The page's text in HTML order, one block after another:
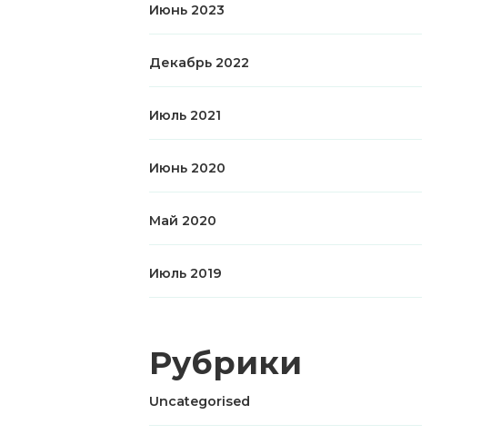
Июнь 2023
Декабрь 2022
Июль 2021
Июнь 2020
Май 2020
Июль 2019
Рубрики
Uncategorised